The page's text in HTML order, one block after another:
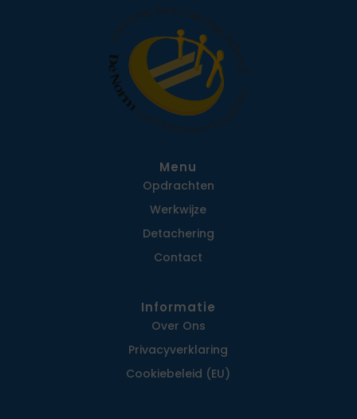
Menu
Opdrachten
Werkwijze
Detachering
Contact
Informatie
Over Ons
Privacy­verklaring
Cookiebeleid (EU)